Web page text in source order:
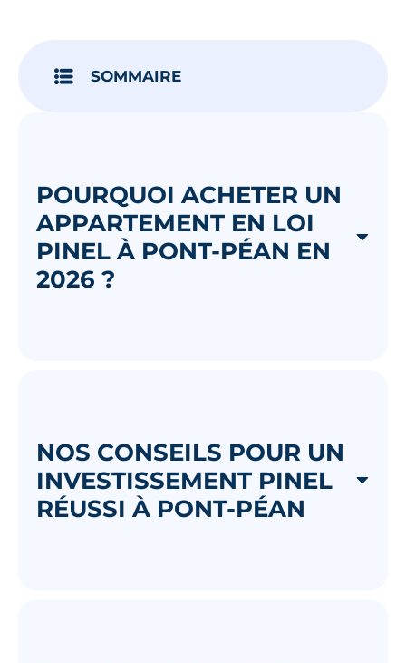
SOMMAIRE
POURQUOI ACHETER UN
APPARTEMENT EN LOI
PINEL À PONT-PÉAN EN
2026 ?
NOS CONSEILS POUR UN
INVESTISSEMENT PINEL
RÉUSSI À PONT-PÉAN